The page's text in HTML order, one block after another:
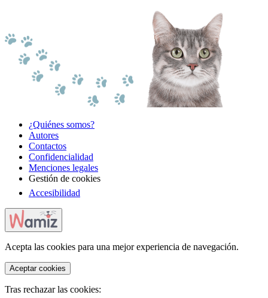
¿Quiénes somos?
Autores
Contactos
Confidencialidad
Menciones legales
Gestión de cookies
Accesibilidad
Acepta las cookies para una mejor experiencia de navegación.
Aceptar cookies
Tras rechazar las cookies: